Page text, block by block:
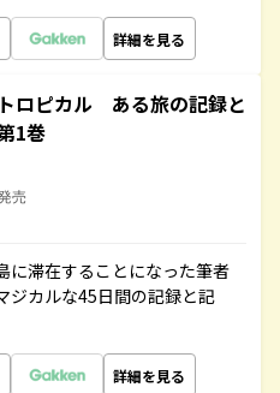
詳細を見る
ロピカル ある旅の記録と
1巻
売
に滞在することになった筆者
ジカルな45日間の記録と記
詳細を見る